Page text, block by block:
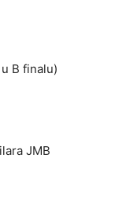
B finalu)
JMB